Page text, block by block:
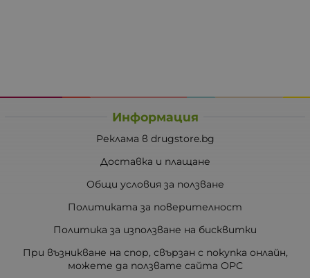
Информация
Реклама в drugstore.bg
Доставка и плащане
Общи условия за ползване
Политиката за поверителност
Политика за използване на бисквитки
При възникване на спор, свързан с покупка онлайн,
можете да ползвате сайта ОРС